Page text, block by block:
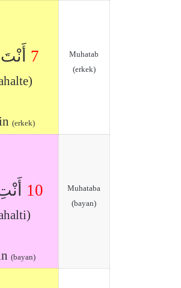
7
(erkek)
Muhatab
(erkek)
10
(bayan)
Muhataba
(bayan)